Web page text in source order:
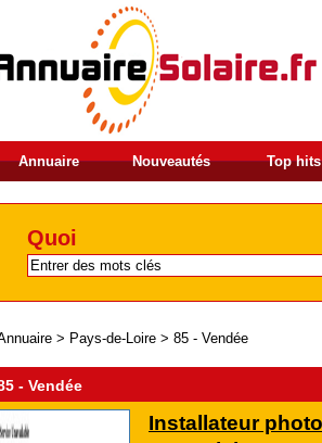
Annuaire Nouveautés Top hits
Quoi
> Pays-de-Loire > 85 - Vendée
- Vendée
Installateur